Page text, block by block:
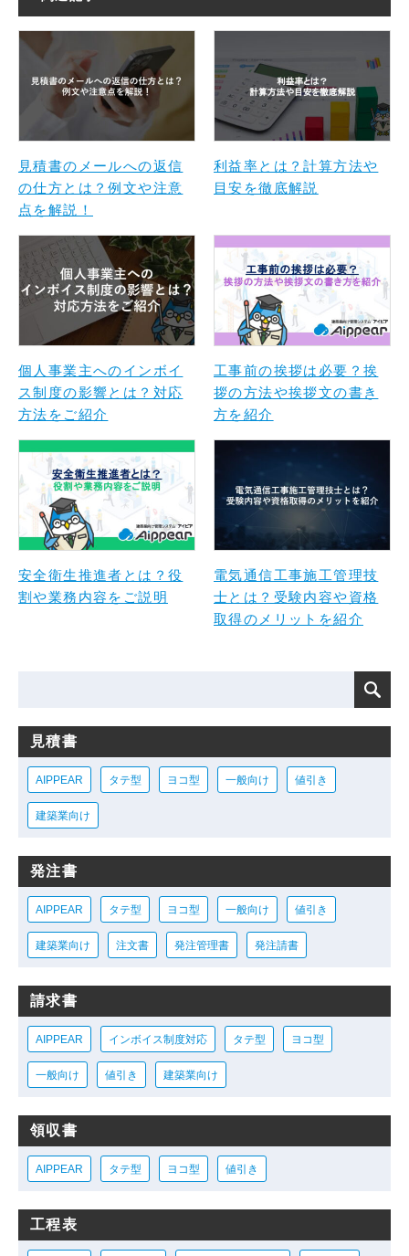
見積書のメールへの返信
の仕方とは？例文や注意
点を解説！
利益率とは？計算方法や
目安を徹底解説
個人事業主へのインボイ
ス制度の影響とは？対応
方法をご紹介
工事前の挨拶は必要？挨
拶の方法や挨拶文の書き
方を紹介
安全衛生推進者とは？役
割や業務内容をご説明
電気通信工事施工管理技
士とは？受験内容や資格
取得のメリットを紹介
見積書
AIPPEAR タテ型 ヨコ型 一般向け 値引き
建築業向け
発注書
AIPPEAR タテ型 ヨコ型 一般向け 値引き
建築業向け 注文書 発注管理書 発注請書
請求書
AIPPEAR インボイス制度対応 タテ型 ヨコ型
一般向け 値引き 建築業向け
領収書
AIPPEAR タテ型 ヨコ型 値引き
工程表